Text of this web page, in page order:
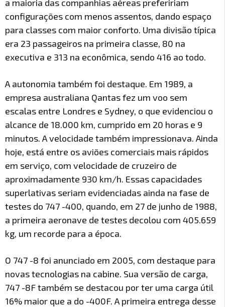
a maioria das companhias aéreas prefeririam
configurações com menos assentos, dando espaço
para classes com maior conforto. Uma divisão típica
era 23 passageiros na primeira classe, 80 na
executiva e 313 na econômica, sendo 416 ao todo.
A autonomia também foi destaque. Em 1989, a
empresa australiana Qantas fez um voo sem
escalas entre Londres e Sydney, o que evidenciou o
alcance de 18.000 km, cumprido em 20 horas e 9
minutos. A velocidade também impressionava. Ainda
hoje, está entre os aviões comerciais mais rápidos
em serviço, com velocidade de cruzeiro de
aproximadamente 930 km/h. Essas capacidades
superlativas seriam evidenciadas ainda na fase de
testes do 747 -400, quando, em 27 de junho de 1988,
a primeira aeronave de testes decolou com 405.659
kg, um recorde para a época.
O 747 -8 foi anunciado em 2005, com destaque para
novas tecnologias na cabine. Sua versão de carga,
747 -8F também se destacou por ter uma carga útil
16% maior que a do -400F. A primeira entrega desse